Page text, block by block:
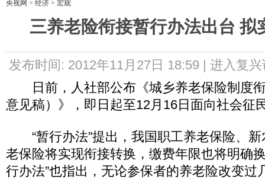
央视网 > 经济 > 宏观
三养老险衔接暂行办法出台 拟
发布时间: 2012年11月27日 18:59 | 进入复兴
日前，人社部公布《城乡养老保险制度
意见稿）》，即日起至12月16日面向社会征
“暂行办法”提出，我国职工养老保险、新
老保险将实现衔接转换，缴费年限也将明确
行办法”也指出，无论参保者的养老险改变过